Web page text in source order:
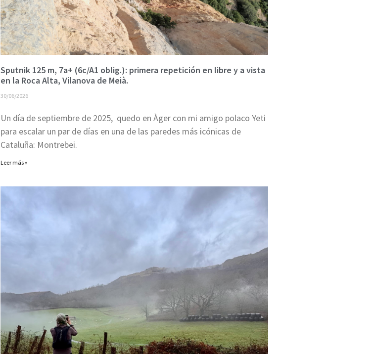
Sputnik 125 m, 7a+ (6c/A1 oblig.): primera repetición en libre y a vista
en la Roca Alta, Vilanova de Meià.
30/06/2026
Un día de septiembre de 2025, quedo en Àger con mi amigo polaco Yeti
para escalar un par de días en una de las paredes más icónicas de
Cataluña: Montrebei.
Leer más »